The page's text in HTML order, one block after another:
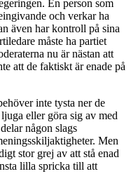
En person som
och verkar ha
även har kontroll på sina
måste ha partiet
nu är nästan att
att de faktiskt är enade på
inte tysta ner de
eller göra sig av med
någon slags
Men
stor grej av att stå enad
lilla spricka till att